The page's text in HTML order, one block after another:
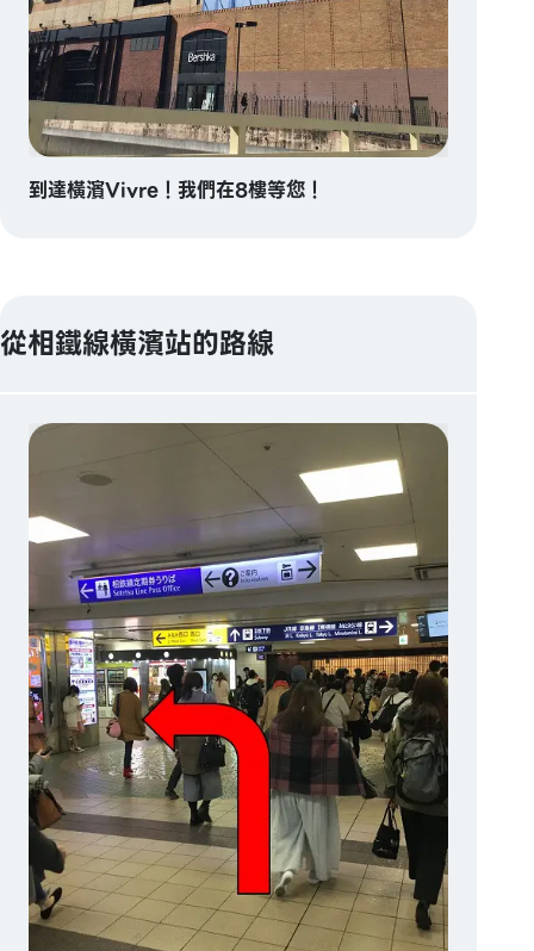
到達橫濱Vivre！我們在8樓等您！
從相鐵線橫濱站的路線